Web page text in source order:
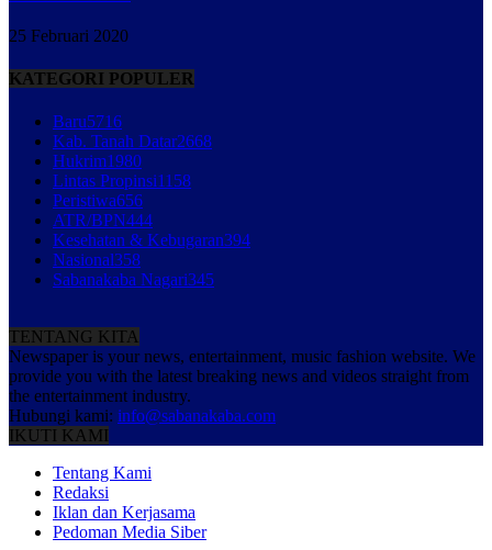
25 Februari 2020
KATEGORI POPULER
Baru5716
Kab. Tanah Datar2668
Hukrim1980
Lintas Propinsi1158
Peristiwa656
ATR/BPN444
Kesehatan & Kebugaran394
Nasional358
Sabanakaba Nagari345
TENTANG KITA
Newspaper is your news, entertainment, music fashion website. We
provide you with the latest breaking news and videos straight from
the entertainment industry.
Hubungi kami: info@sabanakaba.com
IKUTI KAMI
Tentang Kami
Redaksi
Iklan dan Kerjasama
Pedoman Media Siber